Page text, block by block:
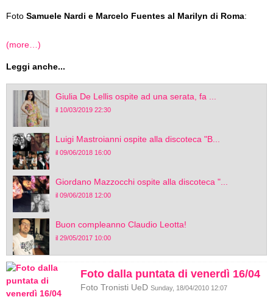
Foto Samuele Nardi e Marcelo Fuentes al Marilyn di Roma:
(more…)
Leggi anche...
Giulia De Lellis ospite ad una serata, fa ...
il 10/03/2019 22:30
Luigi Mastroianni ospite alla discoteca "B...
il 09/06/2018 16:00
Giordano Mazzocchi ospite alla discoteca "...
il 09/06/2018 12:00
Buon compleanno Claudio Leotta!
il 29/05/2017 10:00
Foto dalla puntata di venerdì 16/04
Foto Tronisti UeD Sunday, 18/04/2010 12:07